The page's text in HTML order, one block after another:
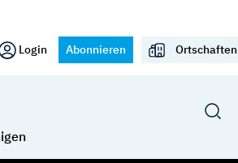
Login Abonnieren Ortschaften